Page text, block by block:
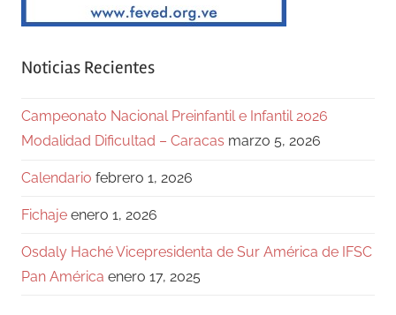
Noticias Recientes
Campeonato Nacional Preinfantil e Infantil 2026
Modalidad Dificultad – Caracas marzo 5, 2026
Calendario febrero 1, 2026
Fichaje enero 1, 2026
Osdaly Haché Vicepresidenta de Sur América de IFSC
Pan América enero 17, 2025